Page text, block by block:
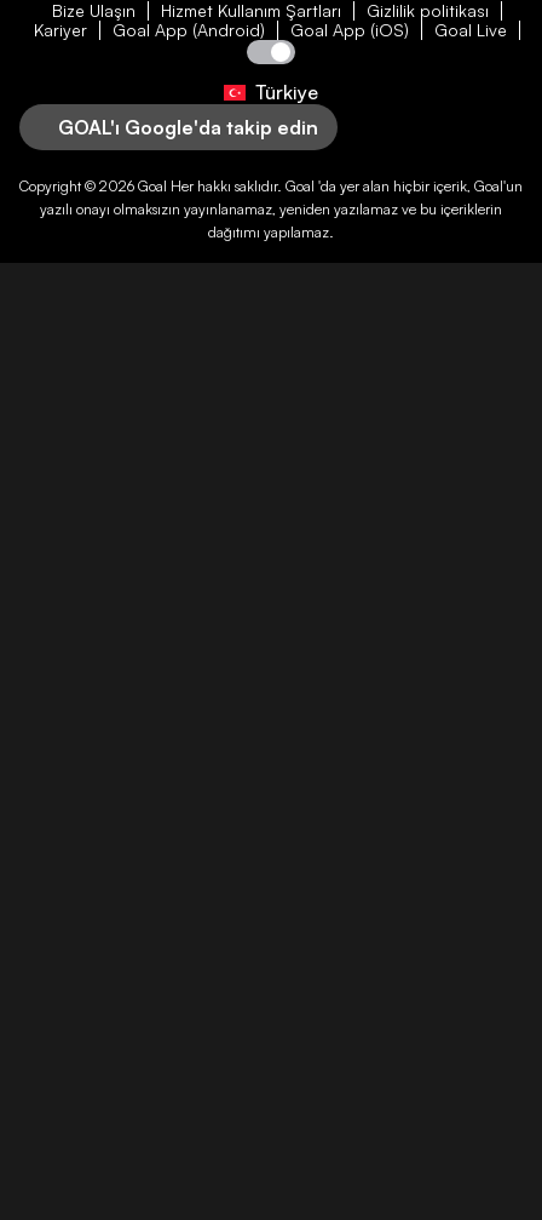
Bize Ulaşın Hizmet Kullanım Şartları
Gizlilik politikası
Kariyer
Goal App (Android) Goal App (iOS) Goal Live
Türkiye
GOAL'ı Google'da takip edin
Copyright © 2026 Goal Her hakkı saklıdır. Goal 'da yer alan hiçbir içerik, Goal'un
yazılı onayı olmaksızın yayınlanamaz, yeniden yazılamaz ve bu içeriklerin
dağıtımı yapılamaz.